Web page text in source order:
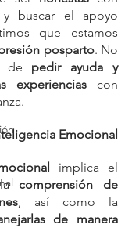
y buscar el apoyo
que estamos
posparto. No
de pedir ayuda y
experiencias con
Emocional
implica el
comprensión de
, así como la
de manera